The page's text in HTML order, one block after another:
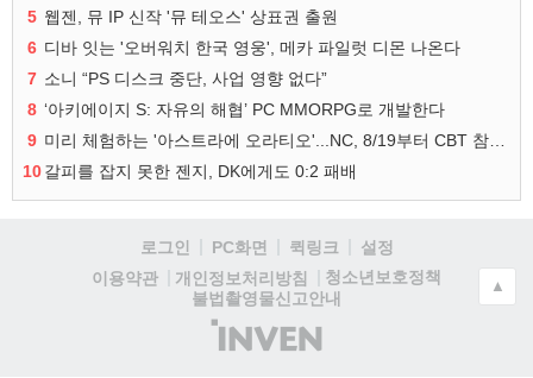
5 웹젠, 뮤 IP 신작 '뮤 테오스' 상표권 출원
6 디바 잇는 '오버워치 한국 영웅', 메카 파일럿 디몬 나온다
7 소니 “PS 디스크 중단, 사업 영향 없다”
8 ‘아키에이지 S: 자유의 해협’ PC MMORPG로 개발한다
9
10갈피를 잡지 못한 젠지, DK에게도 0:2 패배
로그인 PC화면 퀵링크
설정
이용약관
개인정보처리방침
청소년보호정책
불법촬영물신고안내
(주)
인
▲